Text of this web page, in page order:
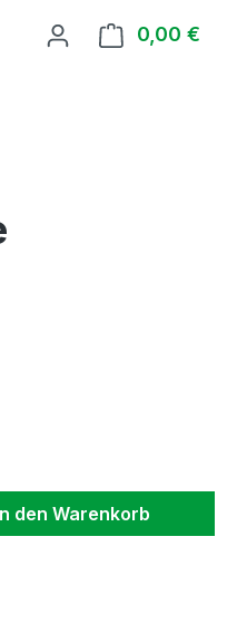
0,00 €
Wert
den Warenkorb